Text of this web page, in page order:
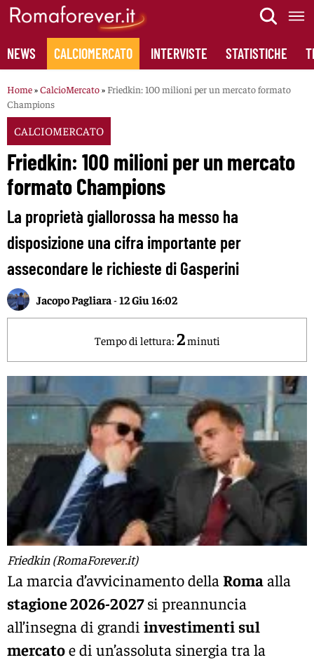
Skip
content
NEWS CALCIOMERCATO INTERVISTE STATISTICHE
Home»CalcioMercato» Friedkin: 100 milioni per un mercato formato
Champions
CALCIOMERCATO
Friedkin: 100 milioni per un mercato
formato Champions
La proprietà giallorossa ha messo ha
disposizione una cifra importante per
assecondare le richieste di Gasperini
Jacopo Pagliara -12 Giu 16:02
Tempo di lettura: 2minuti
Friedkin (RomaForever.it)
La marcia d’avvicinamento della Romaalla
stagione 2026-2027si preannuncia
all’insegna di grandi investimenti sul
mercatoe di un’assoluta sinergia tra la